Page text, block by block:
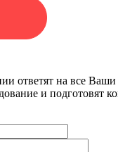
ответят на все Ваши
и подготовят